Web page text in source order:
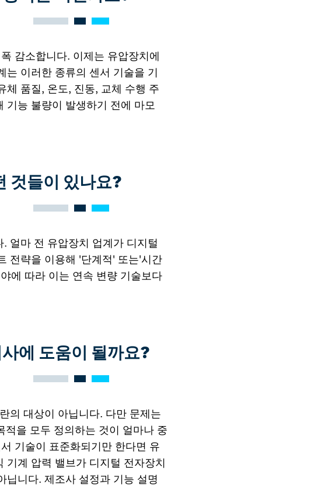
감소합니다. 이제는 유압장치에
는 이러한 종류의 센서 기술을 기
체 품질, 온도, 진동, 교체 수행 주
기능 불량이 발생하기 전에 마모
것들이 있나요?
얼마 전 유압장치 업계가 디지털
전략을 이용해 '단계적' 또는'시간
에 따라 이는 연속 변량 기술보다
에 도움이 될까요?
의 대상이 아닙니다. 다만 문제는
을 모두 정의하는 것이 얼마나 중
기술이 표준화되기만 한다면 유
기계 압력 밸브가 디지털 전자장치
닙니다. 제조사 설정과 기능 설명